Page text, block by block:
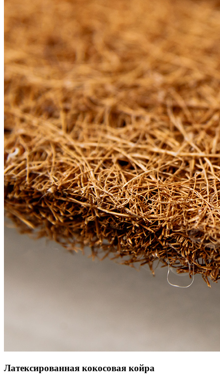
Латексированная кокосовая койра